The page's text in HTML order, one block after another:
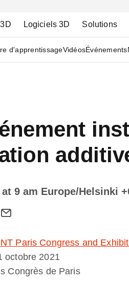
Logiciels 3D Solutions
d'apprentissageVidéosÉvénements
9 am Europe/Helsinki
Paris Congress and
octobre 2021
Congrès de Paris